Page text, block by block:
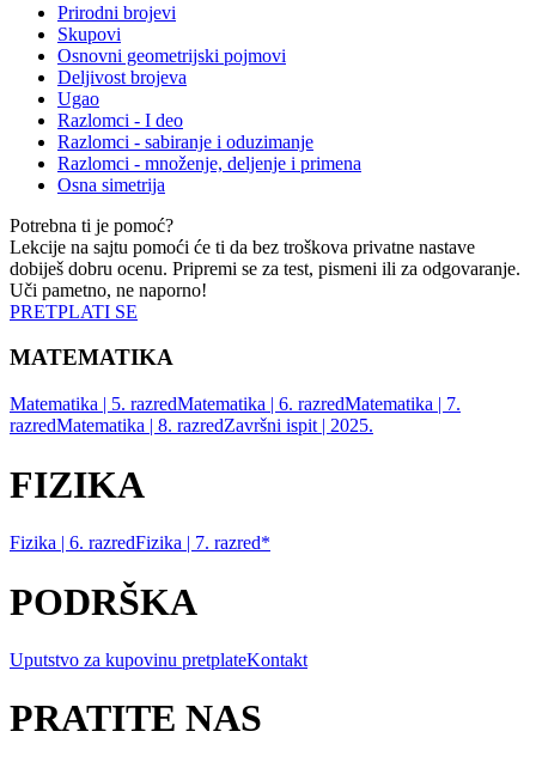
Prirodni brojevi
Skupovi
Osnovni geometrijski pojmovi
Deljivost brojeva
Ugao
Razlomci - I deo
Razlomci - sabiranje i oduzimanje
Razlomci - množenje, deljenje i primena
Osna simetrija
Potrebna ti je pomoć?
Lekcije na sajtu pomoći će ti da bez troškova privatne nastave
dobiješ dobru ocenu. Pripremi se za test, pismeni ili za odgovaranje.
Uči pametno, ne naporno!
PRETPLATI SE
MATEMATIKA
Matematika | 5. razredMatematika | 6. razredMatematika | 7.
razredMatematika | 8. razredZavršni ispit | 2025.
FIZIKA
Fizika | 6. razredFizika | 7. razred*
PODRŠKA
Uputstvo za kupovinu pretplateKontakt
PRATITE NAS